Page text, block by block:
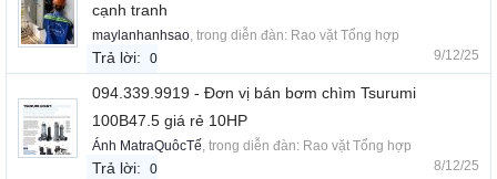
cạnh tranh
maylanhanhsao, trong diễn đàn: Rao vặt Tổng hợp
Trả lời: 0 9/12/25
094.339.9919 - Đơn vị bán bơm chìm Tsurumi
100B47.5 giá rẻ 10HP
Ánh MatraQuôcTế, trong diễn đàn: Rao vặt Tổng hợp
Trả lời: 0 8/12/25